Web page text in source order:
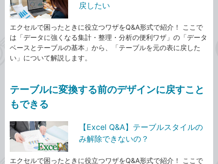
戻したい
エクセルで困ったときに役立つワザをQ&A形式で紹介！ ここで
は「データに強くなる集計・整理・分析の便利ワザ」の「データ
ベースとテーブルの基本」から、「テーブルを元の表に戻した
い」について解説します。
テーブルに変換する前のデザインに戻すこと
もできる
【Excel Q&A】テーブルスタイルの
み解除できないの？
エクセルで困ったときに役立つワザをQ&A形式で紹介！ ここで